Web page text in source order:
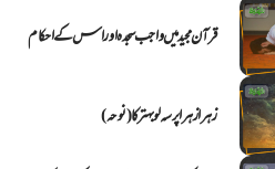
قرآن مجید میں واجب سجدہ اور اس کے احکام
زہرا زہرا پرسہ لو بہتر کا (نوحہ)